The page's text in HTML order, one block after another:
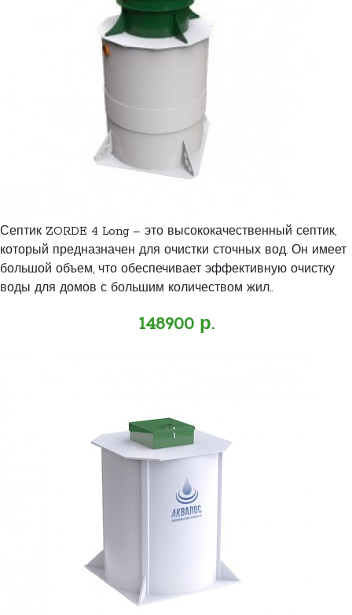
Септик ZORDE 4 Long – это высококачественный септик,
который предназначен для очистки сточных вод. Он имеет
большой объем, что обеспечивает эффективную очистку
воды для домов с большим количеством жил..
148900 р.